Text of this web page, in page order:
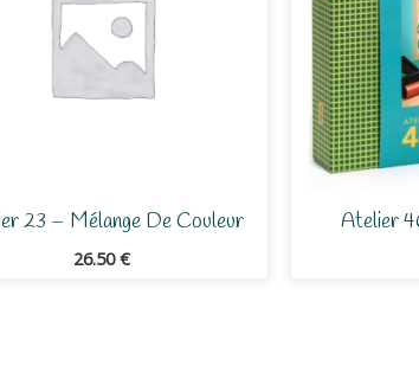
23 – Mélange De Couleur
26.50€
Atelier